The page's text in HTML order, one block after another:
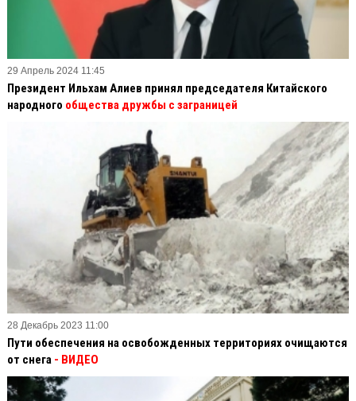
29 Апрель 2024 11:45
Президент Ильхам Алиев принял председателя Китайского
народного общества дружбы с заграницей
28 Декабрь 2023 11:00
Пути обеспечения на освобожденных территориях очищаются
от снега - ВИДЕО